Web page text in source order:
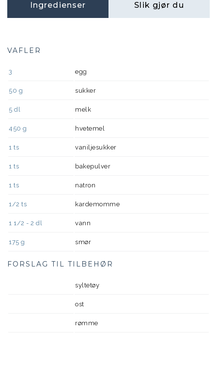
Ingredienser Slik gjør du
VAFLER
3 egg
50 g sukker
5 dl melk
450 g hvetemel
1 ts vaniljesukker
1 ts bakepulver
1 ts natron
1/2 ts kardemomme
1 1/2 - 2 dl vann
175 g smør
FORSLAG TIL TILBEHØR
syltetøy
ost
rømme